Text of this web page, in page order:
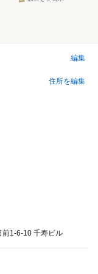
編集
住所を編集
前1-6-10 千寿ビル